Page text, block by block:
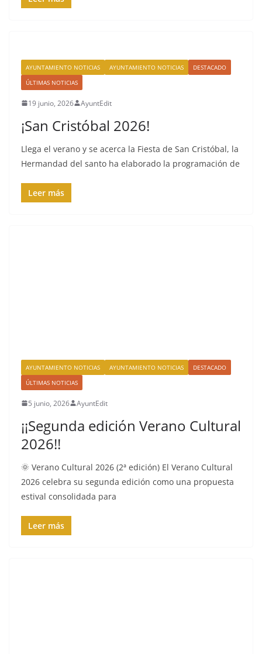
AYUNTAMIENTO NOTICIAS AYUNTAMIENTO NOTICIAS
DESTACADO
ÚLTIMAS NOTICIAS
19 junio, 2026 AyuntEdit
¡San Cristóbal 2026!
Llega el verano y se acerca la Fiesta de San Cristóbal, la
Hermandad del santo ha elaborado la programación de
Leer más
AYUNTAMIENTO NOTICIAS AYUNTAMIENTO NOTICIAS
DESTACADO
ÚLTIMAS NOTICIAS
5 junio, 2026 AyuntEdit
¡¡Segunda edición Verano Cultural
2026!!
🌞 Verano Cultural 2026 (2ª edición) El Verano Cultural
2026 celebra su segunda edición como una propuesta
estival consolidada para
Leer más